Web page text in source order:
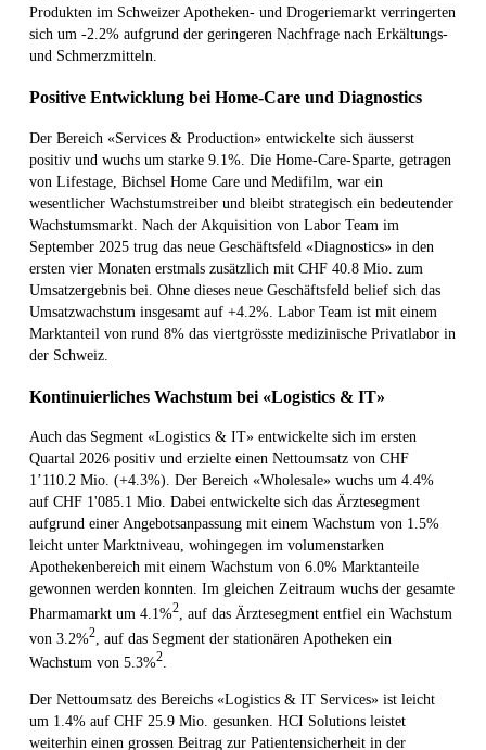
Produkten im Schweizer Apotheken- und Drogeriemarkt verringerten
sich um -2.2% aufgrund der geringeren Nachfrage nach Erkältungs-
und Schmerzmitteln.
Positive Entwicklung bei Home-Care und Diagnostics
Der Bereich «Services & Production» entwickelte sich äusserst
positiv und wuchs um starke 9.1%. Die Home-Care-Sparte, getragen
von Lifestage, Bichsel Home Care und Medifilm, war ein
wesentlicher Wachstumstreiber und bleibt strategisch ein bedeutender
Wachstumsmarkt. Nach der Akquisition von Labor Team im
September 2025 trug das neue Geschäftsfeld «Diagnostics» in den
ersten vier Monaten erstmals zusätzlich mit CHF 40.8 Mio. zum
Umsatzergebnis bei. Ohne dieses neue Geschäftsfeld belief sich das
Umsatzwachstum insgesamt auf +4.2%. Labor Team ist mit einem
Marktanteil von rund 8% das viertgrösste medizinische Privatlabor in
der Schweiz.
Kontinuierliches Wachstum bei «Logistics & IT»
Auch das Segment «Logistics & IT» entwickelte sich im ersten
Quartal 2026 positiv und erzielte einen Nettoumsatz von CHF
1’110.2 Mio. (+4.3%). Der Bereich «Wholesale» wuchs um 4.4%
auf CHF 1'085.1 Mio. Dabei entwickelte sich das Ärztesegment
aufgrund einer Angebotsanpassung mit einem Wachstum von 1.5%
leicht unter Marktniveau, wohingegen im volumenstarken
Apothekenbereich mit einem Wachstum von 6.0% Marktanteile
gewonnen werden konnten. Im gleichen Zeitraum wuchs der gesamte
Pharmamarkt um 4.1%2, auf das Ärztesegment entfiel ein Wachstum
von 3.2%2 , auf das Segment der stationären Apotheken ein
Wachstum von 5.3%2.
Der Nettoumsatz des Bereichs «Logistics & IT Services» ist leicht
um 1.4% auf CHF 25.9 Mio. gesunken. HCI Solutions leistet
weiterhin einen grossen Beitrag zur Patientensicherheit in der